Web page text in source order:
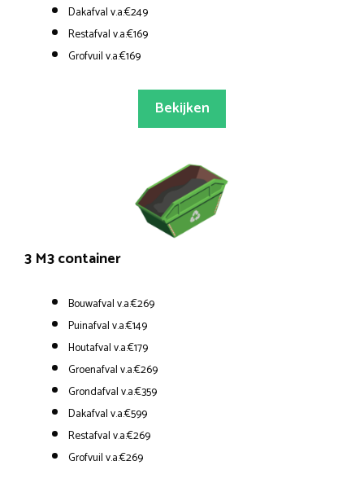
Dakafval v.a.€249
Restafval v.a.€169
Grofvuil v.a.€169
Bekijken
3 M3 container
Bouwafval v.a.€269
Puinafval v.a.€149
Houtafval v.a.€179
Groenafval v.a.€269
Grondafval v.a.€359
Dakafval v.a.€599
Restafval v.a.€269
Grofvuil v.a.€269